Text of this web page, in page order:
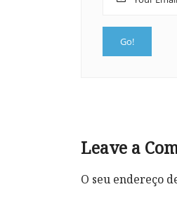
Leave a
O seu endereço